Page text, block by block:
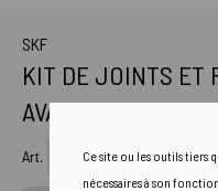
SKF
KIT DE JOINTS ET
AVANT APRILIA
Art. VKWB-F-25-B
Ce site ou les outils tiers
nécessaires à son